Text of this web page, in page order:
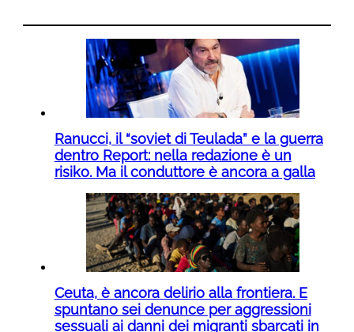
Ranucci, il “soviet di Teulada” e la guerra
dentro Report: nella redazione è un
risiko. Ma il conduttore è ancora a galla
Ceuta, è ancora delirio alla frontiera. E
spuntano sei denunce per aggressioni
sessuali ai danni dei migranti sbarcati in